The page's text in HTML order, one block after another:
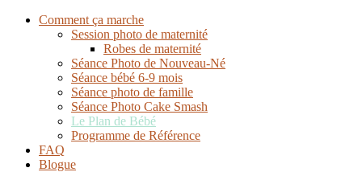
Comment ça marche
Session photo de maternité
Robes de maternité
Séance Photo de Nouveau-Né
Séance bébé 6-9 mois
Séance photo de famille
Séance Photo Cake Smash
Le Plan de Bébé
Programme de Référence
FAQ
Blogue